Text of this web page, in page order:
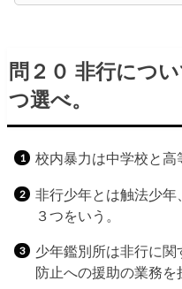
問２０ 非行につ
つ選べ。
校内暴力は中学校と高
非行少年とは触法少
３つをいう。
少年鑑別所は非行に
防止への援助の業務を